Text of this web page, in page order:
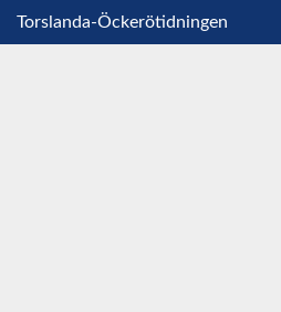
Torslanda-Öckerötidningen